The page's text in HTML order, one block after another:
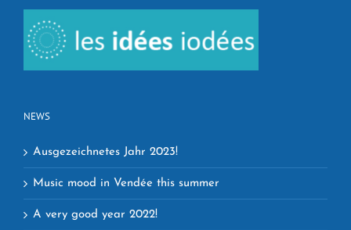
NEWS
Ausgezeichnetes Jahr 2023!
Music mood in Vendée this summer
A very good year 2022!